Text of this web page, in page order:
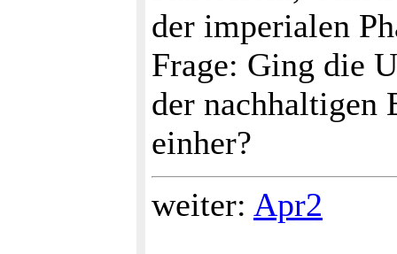
der imperialen
Frage: Ging die
der nachhaltigen
einher?
weiter: Apr2